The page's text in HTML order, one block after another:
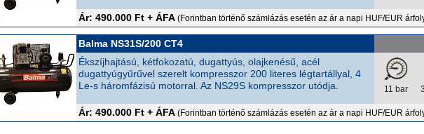
Ár: 490.000 Ft + ÁFA (Forintban történő számlázás esetén az ár a napi HUF/EUR
Balma NS31S/200 CT4
Ékszíjhajtású, kétfokozatú, dugattyús, olajkenésű, acél
dugattyúgyűrűvel szerelt kompresszor 200 literes légtartállyal, 4
Le-s háromfázisú motorral. Az NS29S kompresszor utódja.
Ár: 490.000 Ft + ÁFA (Forintban történő számlázás esetén az ár a napi HUF/EUR
11 bar